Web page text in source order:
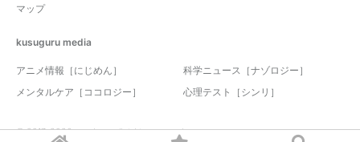
マップ
kusuguru media
アニメ情報［にじめん］
科学ニュース［ナゾロジー］
メンタルケア［ココロジー］
心理テスト［シンリ］
© 2017-2026 nazology. all rights reserved.